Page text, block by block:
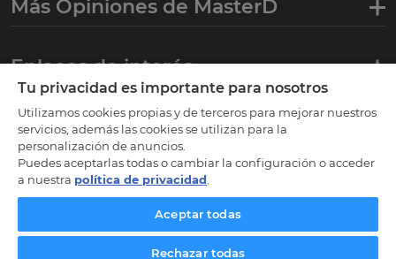
Más Opiniones de MasterD
Enlaces de interés
Certificaciones
Tu privacidad es importante para nosotros
Utilizamos cookies propias y de terceros para mejorar nuestros
servicios, además las cookies se utilizan para la
personalización de anuncios.
Puedes aceptarlas todas o cambiar la configuración o acceder
a nuestra política de privacidad
Aceptar todas
Rechazar todas